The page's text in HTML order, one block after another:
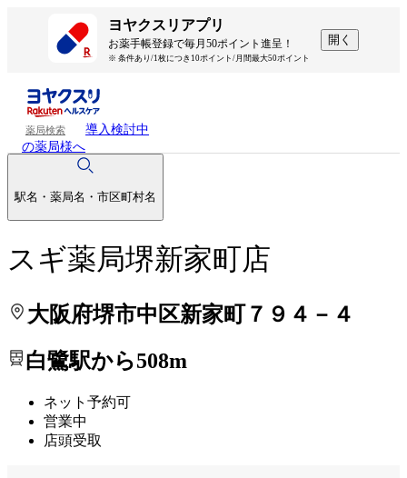
ヨヤクスリアプリ
お薬手帳登録で毎月50ポイント進呈！
※ 条件あり/1枚につき10ポイント/月間最大50ポイント
開く
薬局検索
導入検討中
の薬局様へ
駅名・薬局名・市区町村名
スギ薬局堺新家町店
大阪府堺市中区新家町７９４－４
白鷺駅から508m
ネット予約可
営業中
店頭受取
処方せんを送って待ち時間を短く！
処方せんを送って待ち時間を短く！